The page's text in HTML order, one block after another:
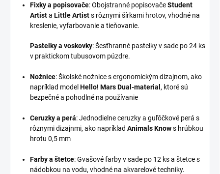
Fixky a popisovače:Obojstranné popisovačeStudent
Artista Little Artists rôznymi šírkami hrotov, vhodné na
kreslenie, vyfarbovanie a tieňovanie.
Pastelky a voskovky:Šesťhranné pastelky v sade po 24 ks
v praktickom tubusovom púzdre.
Nožnice:Školské nožnice s ergonomickým dizajnom, ako
napríklad model Hello! Mars Dual-material , ktoré sú
bezpečné a pohodlné na používanie
Ceruzky a perá:Jednodielne ceruzky a guľôčkové perá s
rôznymi dizajnmi, ako napríklad Animals Knows hrúbkou
hrotu 0,5 mm
Farby a štetce:Gvašové farby v sade po 12 ks a štetce s
nádobkou na vodu, vhodné na akvarelové techniky.